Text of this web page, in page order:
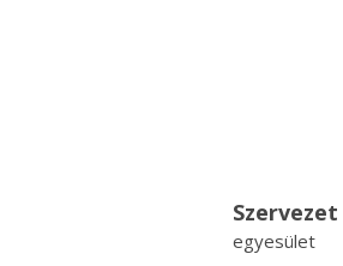
egyesület